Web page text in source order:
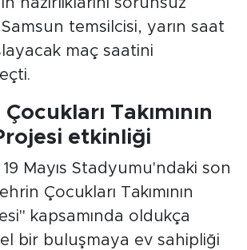
temsilcisi, yarın saat
maç saatini
Takımının
etkinliği
Mayıs Stadyumu'ndaki son
Çocukları Takımının
kapsamında oldukça
bir buluşmaya ev sahipliği